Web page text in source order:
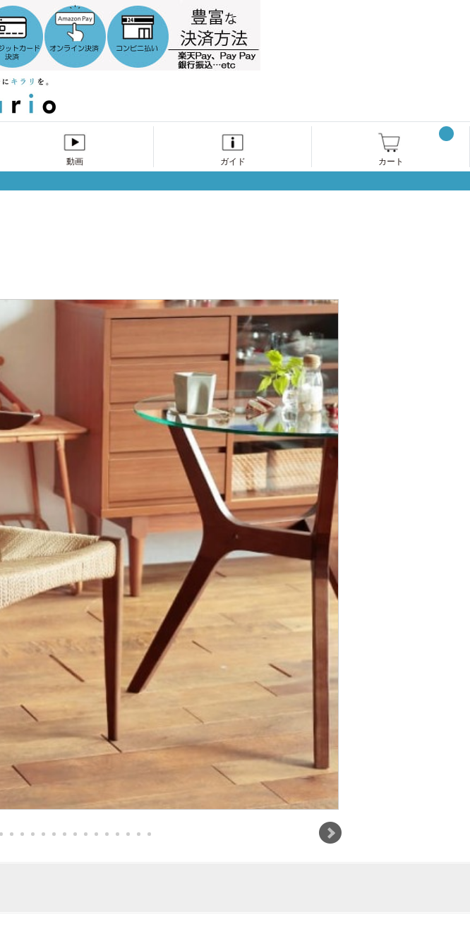
動画 ガイド カート